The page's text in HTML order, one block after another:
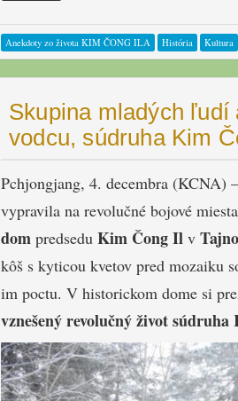
Anekdoty zo života KIM ČONG ILA História Kultura
Skupina mladých
vodcu, súdruha Kim
Pchjongjang, 4. decembra (KCNA)
vypravila na revolučné bojové
dom predsedu Kim Čong Il v
kôš s kyticou kvetov pred mozaiku
im poctu. V historickom dome si
vznešený revolučný životsúdruha